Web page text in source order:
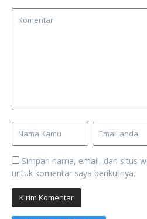
Simpan nama, email, dan situs
untuk komentar saya berikutnya.